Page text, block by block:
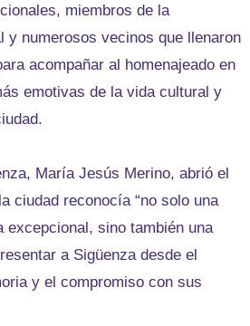
miembros de la
y numerosos vecinos que llenaron
acompañar al homenajeado en
emotivas de la vida cultural y
María Jesús Merino, abrió el
ciudad reconocía “no solo una
excepcional, sino también una
a Sigüenza desde el
y el compromiso con sus